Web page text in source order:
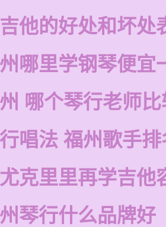
他的好处和坏处
哪里学钢琴便宜
哪个琴行老师
唱法 福州歌手排
克里里再学吉他
琴行什么品牌好